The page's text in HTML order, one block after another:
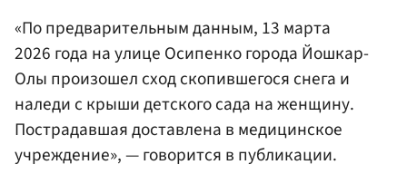
«По предварительным данным, 13 марта
2026 года на улице Осипенко города Йошкар-
Олы произошел сход скопившегося снега и
наледи с крыши детского сада на женщину.
Пострадавшая доставлена в медицинское
учреждение», — говорится в публикации.